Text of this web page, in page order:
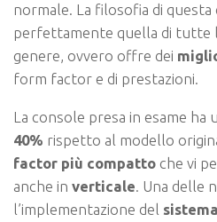
normale. La filosofia di questa
perfettamente quella di tutte
genere, ovvero offre dei
form factor e di prestazioni.
La console presa in esame ha
40% rispetto al modello
factor più compatto che vi
anche in verticale. Una delle
l’implementazione del sistema